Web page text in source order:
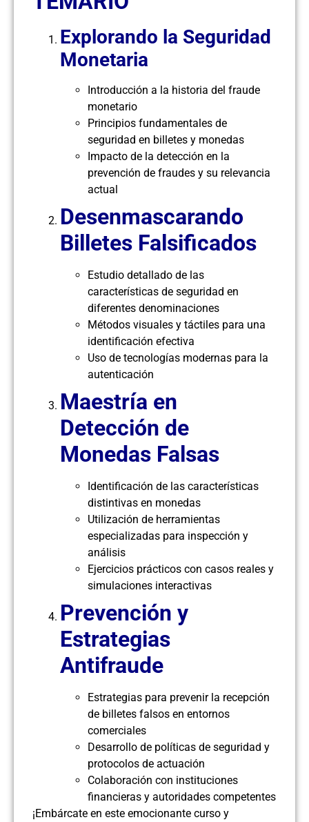
Explorando la Seguridad
Monetaria
Introducción a la historia del fraude
monetario
Principios fundamentales de
seguridad en billetes y monedas
Impacto de la detección en la
prevención de fraudes y su relevancia
actual
Desenmascarando
Billetes Falsificados
Estudio detallado de las
características de seguridad en
diferentes denominaciones
Métodos visuales y táctiles para una
identificación efectiva
Uso de tecnologías modernas para la
autenticación
Maestría en
Detección de
Monedas Falsas
Identificación de las características
distintivas en monedas
Utilización de herramientas
especializadas para inspección y
análisis
Ejercicios prácticos con casos reales y
simulaciones interactivas
Prevención y
Estrategias
Antifraude
Estrategias para prevenir la recepción
de billetes falsos en entornos
comerciales
Desarrollo de políticas de seguridad y
protocolos de actuación
Colaboración con instituciones
financieras y autoridades competentes
¡Embárcate en este emocionante curso y